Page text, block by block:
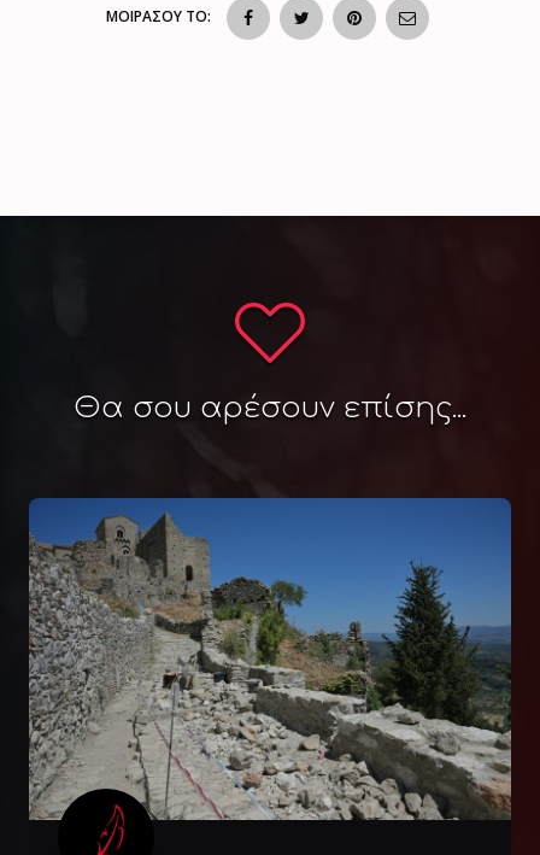
ΜΟΙΡΑΣΟΥ ΤΟ:
Θα σου αρέσουν επίσης...